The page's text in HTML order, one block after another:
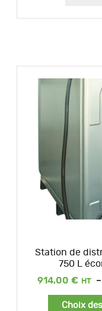
Station de
750 L
914,00 € –
Choix